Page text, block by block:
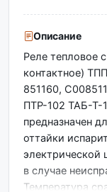
Описание
Реле тепловое
контактное)
851160,
ПТР-102 ТАБ-Т-
предназначен
оттайки
электрической
в случае
Температура